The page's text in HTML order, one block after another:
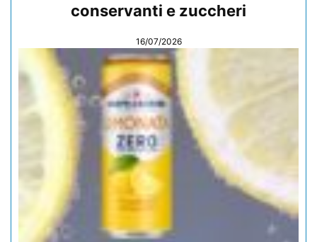
conservanti e zuccheri
16/07/2026